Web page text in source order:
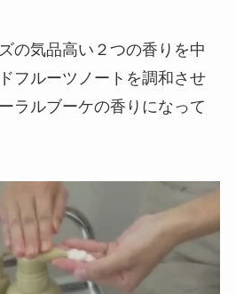
の気品高い２つの香りを中
フルーツノートを調和させ
ラルブーケの香りになって